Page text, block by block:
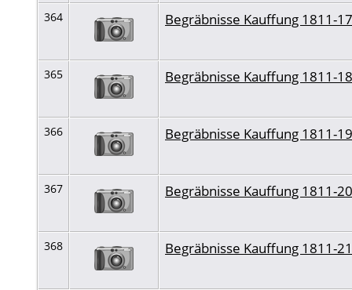
364 Begräbnisse Kauffung 1811-17
365 Begräbnisse Kauffung 1811-18
366 Begräbnisse Kauffung 1811-19
367 Begräbnisse Kauffung 1811-20
368 Begräbnisse Kauffung 1811-21